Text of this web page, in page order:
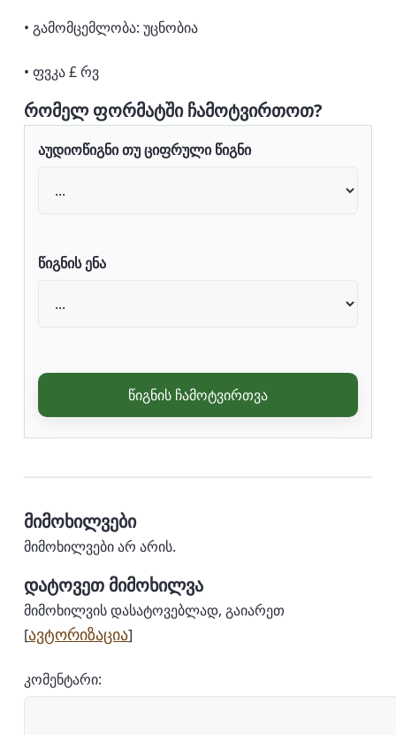
• გამომცემლობა: უცნობია
• ფვკა £ რვ
რომელ ფორმატში ჩამოტვირთოთ?
აუდიოწიგნი თუ ციფრული წიგნი
წიგნის ენა
წიგნის ჩამოტვირთვა
მიმოხილვები
მიმოხილვები არ არის.
დატოვეთ მიმოხილვა
მიმოხილვის დასატოვებლად, გაიარეთ
[ავტორიზაცია]
კომენტარი: